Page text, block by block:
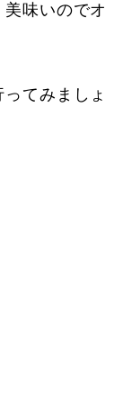
味いのでオ
てみましょ